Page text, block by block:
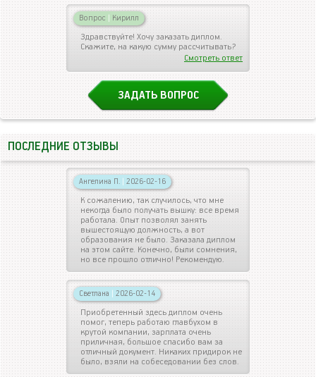
Вопрос | Кирилл
Здравствуйте! Хочу заказать диплом.
Скажите, на какую сумму рассчитывать?
Смотреть ответ
ЗАДАТЬ ВОПРОС
ПОСЛЕДНИЕ ОТЗЫВЫ
Ангелина П. | 2026-02-16
К сожалению, так случилось, что мне
некогда было получать вышку: все время
работала. Опыт позволял занять
вышестоящую должность, а вот
образования не было. Заказала диплом
на этом сайте. Конечно, были сомнения,
но все прошло отлично! Рекомендую.
Светлана | 2026-02-14
Приобретенный здесь диплом очень
помог, теперь работаю главбухом в
крутой компании, зарплата очень
приличная, большое спасибо вам за
отличный документ. Никаких придирок не
было, взяли на собеседовании без слов.